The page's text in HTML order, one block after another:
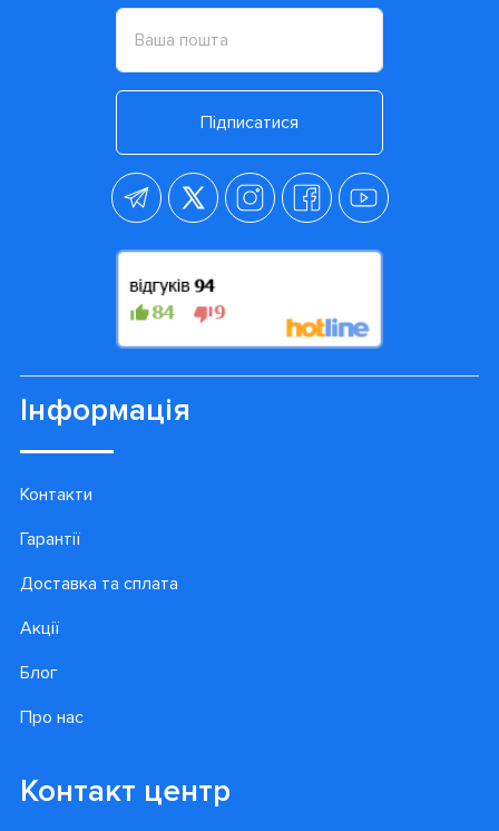
Підписатися
Інформація
Контакти
Гарантії
Доставка та сплата
Акції
Блог
Про нас
Контакт центр